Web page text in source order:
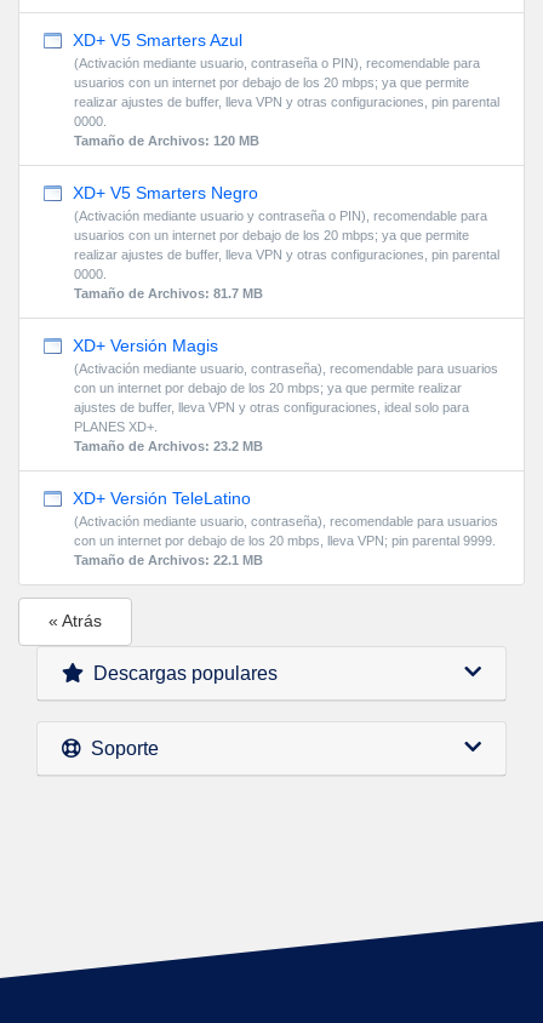
XD+ V5 Smarters Azul
(Activación mediante usuario, contraseña o PIN), recomendable para
usuarios con un internet por debajo de los 20 mbps; ya que permite
realizar ajustes de buffer, lleva VPN y otras configuraciones, pin parental
0000.
Tamaño de Archivos: 120 MB
XD+ V5 Smarters Negro
(Activación mediante usuario y contraseña o PIN), recomendable para
usuarios con un internet por debajo de los 20 mbps; ya que permite
realizar ajustes de buffer, lleva VPN y otras configuraciones, pin parental
0000.
Tamaño de Archivos: 81.7 MB
XD+ Versión Magis
(Activación mediante usuario, contraseña), recomendable para usuarios
con un internet por debajo de los 20 mbps; ya que permite realizar
ajustes de buffer, lleva VPN y otras configuraciones, ideal solo para
PLANES XD+.
Tamaño de Archivos: 23.2 MB
XD+ Versión TeleLatino
(Activación mediante usuario, contraseña), recomendable para usuarios
con un internet por debajo de los 20 mbps, lleva VPN; pin parental 9999.
Tamaño de Archivos: 22.1 MB
« Atrás
Descargas populares
Soporte